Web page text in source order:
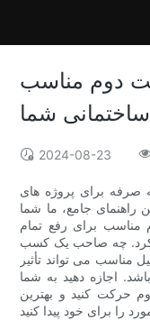
دوم مناسب
ساختمانی شما
2024-08-23
صرفه برای پروژه های
راهنمای جامع، ما شما
مناسب برای رفع تمام
کرد. چه صاحب یک کسب
مناسب می تواند تأثیر
اجازه دهید به شما
حرکت کنید و بهترین